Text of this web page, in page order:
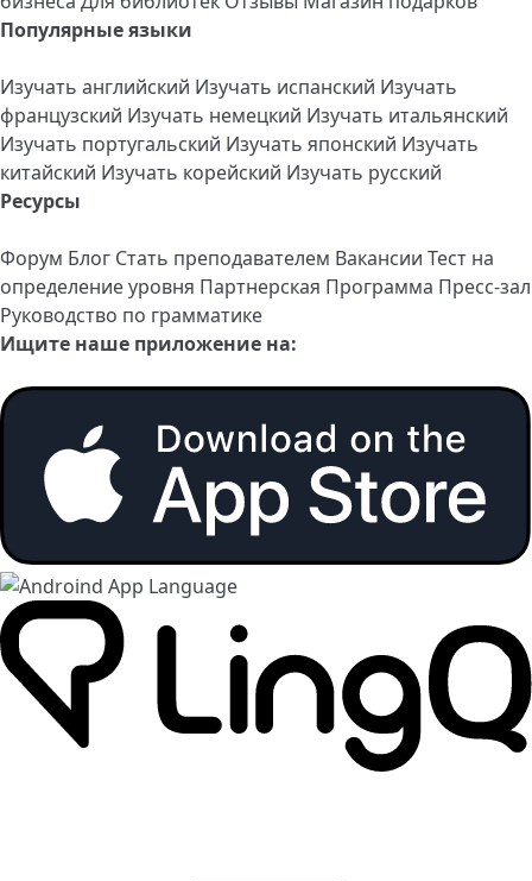
Популярные языки
Изучать английский Изучать испанский Изучать
французский Изучать немецкий Изучать итальянский
Изучать португальский Изучать японский Изучать
китайский Изучать корейский Изучать русский
Ресурсы
Форум Блог Стать преподавателем Вакансии Тест на
определение уровня Партнерская Программа Пресс-зал
Руководство по грамматике
Ищите наше приложение на: